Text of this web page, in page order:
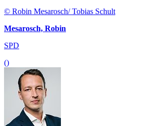
© Robin Mesarosch/ Tobias Schult
Mesarosch, Robin
SPD
()